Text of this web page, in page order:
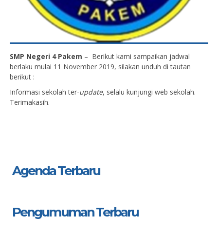
SMP Negeri 4 Pakem – Berikut kami sampaikan jadwal
berlaku mulai 11 November 2019, silakan unduh di tautan
berikut :
Informasi sekolah ter-update, selalu kunjungi web sekolah.
Terimakasih.
Agenda Terbaru
Pengumuman Terbaru